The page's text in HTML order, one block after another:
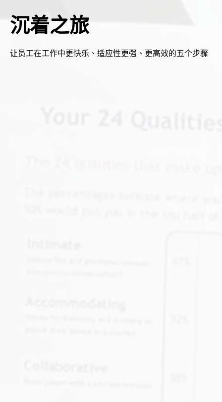
沉着之旅
让员工在工作中更快乐、适应性更强、更高效的五个步骤